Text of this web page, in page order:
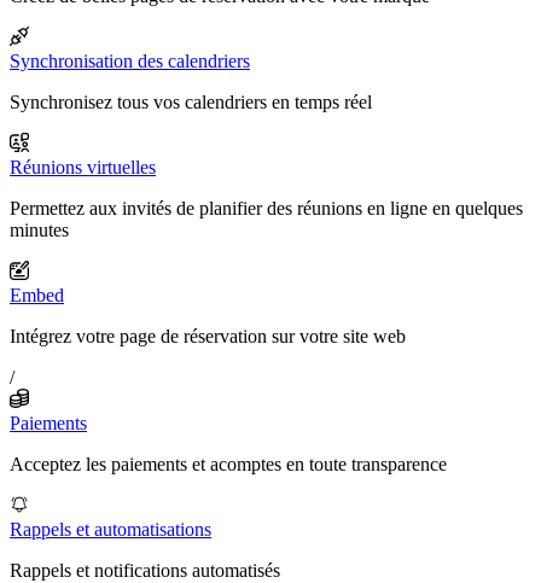
Synchronisation des calendriers
Synchronisez tous vos calendriers en temps réel
Réunions virtuelles
Permettez aux invités de planifier des réunions en ligne en quelques
minutes
Embed
Intégrez votre page de réservation sur votre site web
/
Paiements
Acceptez les paiements et acomptes en toute transparence
Rappels et automatisations
Rappels et notifications automatisés